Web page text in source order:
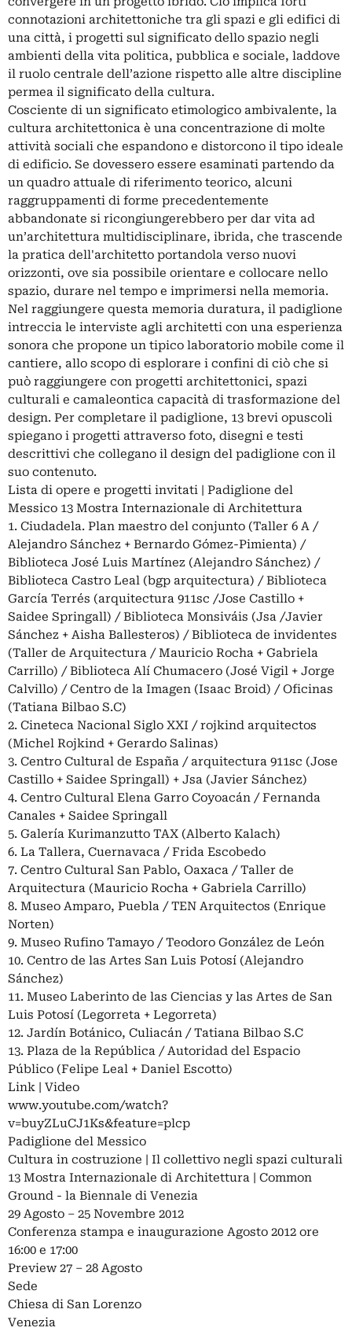
connotazioni architettoniche tra gli spazi e gli edifici di
una città, i progetti sul significato dello spazio negli
ambienti della vita politica, pubblica e sociale, laddove
il ruolo centrale dell’azione rispetto alle altre discipline
permea il significato della cultura.
Cosciente di un significato etimologico ambivalente, la
cultura architettonica è una concentrazione di molte
attività sociali che espandono e distorcono il tipo ideale
di edificio. Se dovessero essere esaminati partendo da
un quadro attuale di riferimento teorico, alcuni
raggruppamenti di forme precedentemente
abbandonate si ricongiungerebbero per dar vita ad
un’architettura multidisciplinare, ibrida, che trascende
la pratica dell'architetto portandola verso nuovi
orizzonti, ove sia possibile orientare e collocare nello
spazio, durare nel tempo e imprimersi nella memoria.
Nel raggiungere questa memoria duratura, il padiglione
intreccia le interviste agli architetti con una esperienza
sonora che propone un tipico laboratorio mobile come il
cantiere, allo scopo di esplorare i confini di ciò che si
può raggiungere con progetti architettonici, spazi
culturali e camaleontica capacità di trasformazione del
design. Per completare il padiglione, 13 brevi opuscoli
spiegano i progetti attraverso foto, disegni e testi
descrittivi che collegano il design del padiglione con il
suo contenuto.
Lista di opere e progetti invitati | Padiglione del
Messico 13 Mostra Internazionale di Architettura
1. Ciudadela. Plan maestro del conjunto (Taller 6 A /
Alejandro Sánchez + Bernardo Gómez-Pimienta) /
Biblioteca José Luis Martínez (Alejandro Sánchez) /
Biblioteca Castro Leal (bgp arquitectura) / Biblioteca
García Terrés (arquitectura 911sc /Jose Castillo +
Saidee Springall) / Biblioteca Monsiváis (Jsa /Javier
Sánchez + Aisha Ballesteros) / Biblioteca de invidentes
(Taller de Arquitectura / Mauricio Rocha + Gabriela
Carrillo) / Biblioteca Alí Chumacero (José Vigil + Jorge
Calvillo) / Centro de la Imagen (Isaac Broid) / Oficinas
(Tatiana Bilbao S.C)
2. Cineteca Nacional Siglo XXI / rojkind arquitectos
(Michel Rojkind + Gerardo Salinas)
3. Centro Cultural de España / arquitectura 911sc (Jose
Castillo + Saidee Springall) + Jsa (Javier Sánchez)
4. Centro Cultural Elena Garro Coyoacán / Fernanda
Canales + Saidee Springall
5. Galería Kurimanzutto TAX (Alberto Kalach)
6. La Tallera, Cuernavaca / Frida Escobedo
7. Centro Cultural San Pablo, Oaxaca / Taller de
Arquitectura (Mauricio Rocha + Gabriela Carrillo)
8. Museo Amparo, Puebla / TEN Arquitectos (Enrique
Norten)
9. Museo Rufino Tamayo / Teodoro González de León
10. Centro de las Artes San Luis Potosí (Alejandro
Sánchez)
11. Museo Laberinto de las Ciencias y las Artes de San
Luis Potosí (Legorreta + Legorreta)
12. Jardín Botánico, Culiacán / Tatiana Bilbao S.C
13. Plaza de la República / Autoridad del Espacio
Público (Felipe Leal + Daniel Escotto)
Link | Video
www.youtube.com/watch?
v=buyZLuCJ1Ks&feature=plcp
Padiglione del Messico
Cultura in costruzione | Il collettivo negli spazi culturali
13 Mostra Internazionale di Architettura | Common
Ground - la Biennale di Venezia
29 Agosto – 25 Novembre 2012
Conferenza stampa e inaugurazione Agosto 2012 ore
16:00 e 17:00
Preview 27 – 28 Agosto
Sede
Chiesa di San Lorenzo
Venezia